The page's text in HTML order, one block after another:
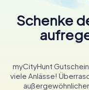
Schenke
myCityHunt
viele Anlässe!